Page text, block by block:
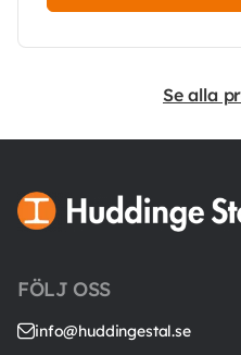
Se alla
FÖLJ OSS
info@huddingestal.se